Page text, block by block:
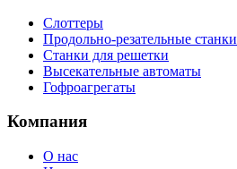
Слоттеры
Продольно-резательные станки
Станки для решетки
Высекательные автоматы
Гофроагрегаты
Компания
О нас